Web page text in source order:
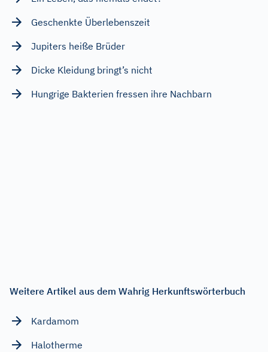
Geschenkte Überlebenszeit
Jupiters heiße Brüder
Dicke Kleidung bringt’s nicht
Hungrige Bakterien fressen ihre Nachbarn
Weitere Artikel aus dem Wahrig Herkunftswörterbuch
Kardamom
Halotherme